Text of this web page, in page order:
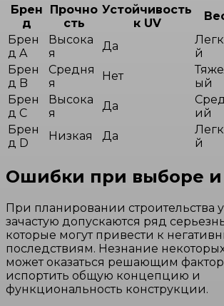
Брен
д
Прочно
сть
Устойчивость
к UV
Брен
д A
Высока
я
Да
й
Брен
д B
Средня
я
Нет
ый
Брен
д C
Высока
я
Да
ий
Брен
д D
Низкая Да
й
Ошибки при выборе
При планировании строительства
зачастую допускаются ряд
которые могут привести к
последствиям. Незнание
может оказаться решающим
испортить общую концепцию и
функциональность конструкции.